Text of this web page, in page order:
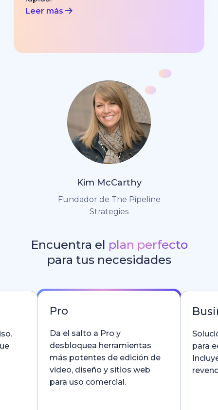
Leer más
Kim McCarthy
Fundador de The Pipeline
Strategies
Encuentra el plan perfecto
para tus necesidades
Pro
Da el salto a Pro y
desbloquea herramientas
más potentes de edición de
video, diseño y sitios web
para uso comercial.
para